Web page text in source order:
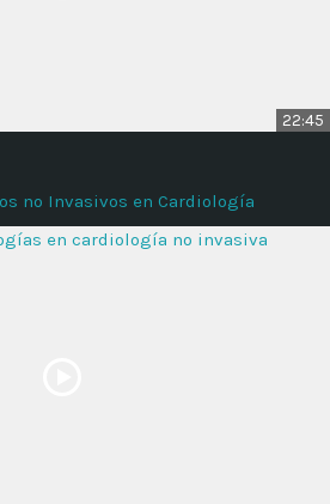
22:45
no Invasivos en Cardiología